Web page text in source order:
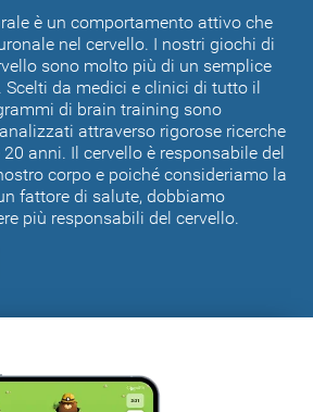
è un comportamento attivo che
nel cervello. I nostri giochi di
sono molto più di un semplice
Scelti da medici e clinici di tutto il
di brain training sono
attraverso rigorose ricerche
anni. Il cervello è responsabile del
corpo e poiché consideriamo la
fattore di salute, dobbiamo
più responsabili del cervello.